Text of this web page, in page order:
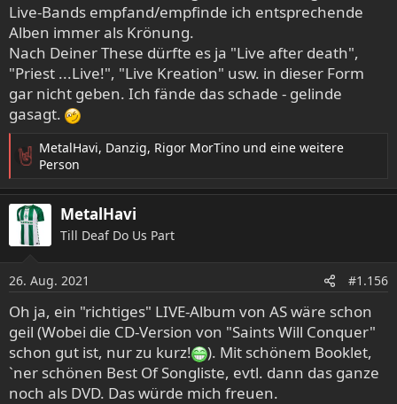
Live-Bands empfand/empfinde ich entsprechende
Alben immer als Krönung.
Nach Deiner These dürfte es ja "Live after death",
"Priest ...Live!", "Live Kreation" usw. in dieser Form
gar nicht geben. Ich fände das schade - gelinde
gasagt.
R
a
k
i
o
n
e
n
:
MetalHavi, Danzig, Rigor MorTino und eine weitere
Person
MetalHavi
Till Deaf Do Us Part
26. Aug. 2021 #1.156
Oh ja, ein "richtiges" LIVE-Album von AS wäre schon
geil (Wobei die CD-Version von "Saints Will Conquer"
schon gut ist, nur zu kurz!
). Mit schönem Booklet,
`ner schönen Best Of Songliste, evtl. dann das ganze
noch als DVD. Das würde mich freuen.